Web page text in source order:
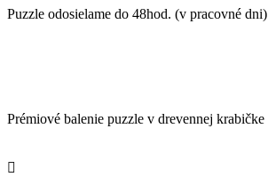
Puzzle odosielame do 48hod. (v pracovné dni)
Prémiové balenie puzzle v drevennej krabičke
